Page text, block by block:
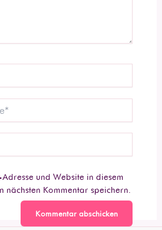
und Website in diesem
nächsten Kommentar speichern.